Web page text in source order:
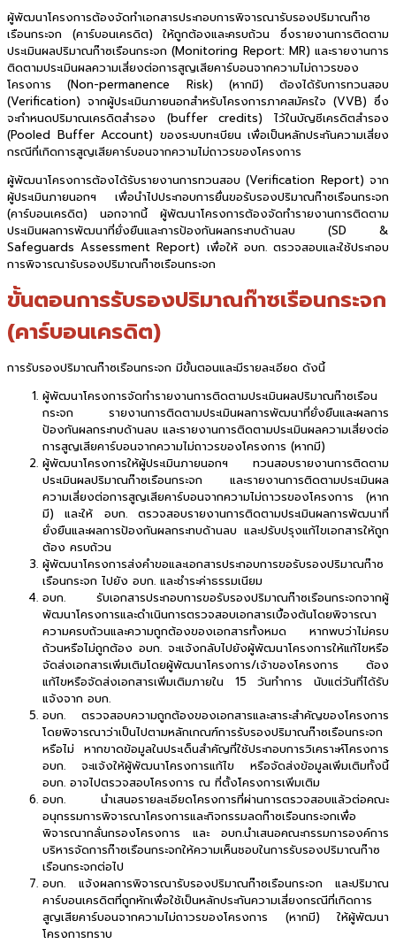
ผู้พัฒนาโครงการต้องจัดทำเอกสารประกอบการพิจารณารับรองปริมาณก๊าซ
เรือนกระจก (คาร์บอนเครดิต) ให้ถูกต้องและครบถ้วน ซึ่งรายงานการติดตาม
ประเมินผลปริมาณก๊าซเรือนกระจก (Monitoring Report: MR) และรายงานการ
ติดตามประเมินผลความเสี่ยงต่อการสูญเสียคาร์บอนจากความไม่ถาวรของ
โครงการ (Non-permanence Risk) (หากมี) ต้องได้รับการทวนสอบ
(Verification) จากผู้ประเมินภายนอกสำหรับโครงการภาคสมัครใจ (VVB) ซึ่ง
จะกำหนดปริมาณเครดิตสำรอง (buffer credits) ไว้ในบัญชีเครดิตสำรอง
(Pooled Buffer Account) ของระบบทะเบียน เพื่อเป็นหลักประกันความเสี่ยง
กรณีที่เกิดการสูญเสียคาร์บอนจากความไม่ถาวรของโครงการ
ผู้พัฒนาโครงการต้องได้รับรายงานการทวนสอบ (Verification Report) จาก
ผู้ประเมินภายนอกฯ เพื่อนำไปประกอบการยื่นขอรับรองปริมาณก๊าซเรือนกระจก
(คาร์บอนเครดิต) นอกจากนี้ ผู้พัฒนาโครงการต้องจัดทำรายงานการติดตาม
ประเมินผลการพัฒนาที่ยั่งยืนและการป้องกันผลกระทบด้านลบ (SD &
Safeguards Assessment Report) เพื่อให้ อบก. ตรวจสอบและใช้ประกอบ
การพิจารณารับรองปริมาณก๊าซเรือนกระจก
ขั้นตอนการรับรองปริมาณก๊าซเรือนกระจก
(คาร์บอนเครดิต)
การรับรองปริมาณก๊าซเรือนกระจก มีขั้นตอนและมีรายละเอียด ดังนี้
ผู้พัฒนาโครงการจัดทำรายงานการติดตามประเมินผลปริมาณก๊าซเรือน
กระจก รายงานการติดตามประเมินผลการพัฒนาที่ยั่งยืนและผลการ
ป้องกันผลกระทบด้านลบ และรายงานการติดตามประเมินผลความเสี่ยงต่อ
การสูญเสียคาร์บอนจากความไม่ถาวรของโครงการ (หากมี)
ผู้พัฒนาโครงการให้ผู้ประเมินภายนอกฯ ทวนสอบรายงานการติดตาม
ประเมินผลปริมาณก๊าซเรือนกระจก และรายงานการติดตามประเมินผล
ความเสี่ยงต่อการสูญเสียคาร์บอนจากความไม่ถาวรของโครงการ (หาก
มี) และให้ อบก. ตรวจสอบรายงานการติดตามประเมินผลการพัฒนาที่
ยั่งยืนและผลการป้องกันผลกระทบด้านลบ และปรับปรุงแก้ไขเอกสารให้ถูก
ต้อง ครบถ้วน
ผู้พัฒนาโครงการส่งคำขอและเอกสารประกอบการขอรับรองปริมาณก๊าซ
เรือนกระจก ไปยัง อบก. และชำระค่าธรรมเนียม
อบก. รับเอกสารประกอบการขอรับรองปริมาณก๊าซเรือนกระจกจากผู้
พัฒนาโครงการและดำเนินการตรวจสอบเอกสารเบื้องต้นโดยพิจารณา
ความครบถ้วนและความถูกต้องของเอกสารทั้งหมด หากพบว่าไม่ครบ
ถ้วนหรือไม่ถูกต้อง อบก. จะแจ้งกลับไปยังผู้พัฒนาโครงการให้แก้ไขหรือ
จัดส่งเอกสารเพิ่มเติมโดยผู้พัฒนาโครงการ/เจ้าของโครงการ ต้อง
แก้ไขหรือจัดส่งเอกสารเพิ่มเติมภายใน 15 วันทำการ นับแต่วันที่ได้รับ
แจ้งจาก อบก.
อบก. ตรวจสอบความถูกต้องของเอกสารและสาระสำคัญของโครงการ
โดยพิจารณาว่าเป็นไปตามหลักเกณฑ์การรับรองปริมาณก๊าซเรือนกระจก
หรือไม่ หากขาดข้อมูลในประเด็นสำคัญที่ใช้ประกอบการวิเคราะห์โครงการ
อบก. จะแจ้งให้ผู้พัฒนาโครงการแก้ไข หรือจัดส่งข้อมูลเพิ่มเติมทั้งนี้
อบก. อาจไปตรวจสอบโครงการ ณ ที่ตั้งโครงการเพิ่มเติม
อบก. นำเสนอรายละเอียดโครงการที่ผ่านการตรวจสอบแล้วต่อคณะ
อนุกรรมการพิจารณาโครงการและกิจกรรมลดก๊าซเรือนกระจกเพื่อ
พิจารณากลั่นกรองโครงการ และ อบก.นำเสนอคณะกรรมการองค์การ
บริหารจัดการก๊าซเรือนกระจกให้ความเห็นชอบในการรับรองปริมาณก๊าซ
เรือนกระจกต่อไป
อบก. แจ้งผลการพิจารณารับรองปริมาณก๊าซเรือนกระจก และปริมาณ
คาร์บอนเครดิตที่ถูกหักเพื่อใช้เป็นหลักประกันความเสี่ยงกรณีที่เกิดการ
สูญเสียคาร์บอนจากความไม่ถาวรของโครงการ (หากมี) ให้ผู้พัฒนา
โครงการทราบ